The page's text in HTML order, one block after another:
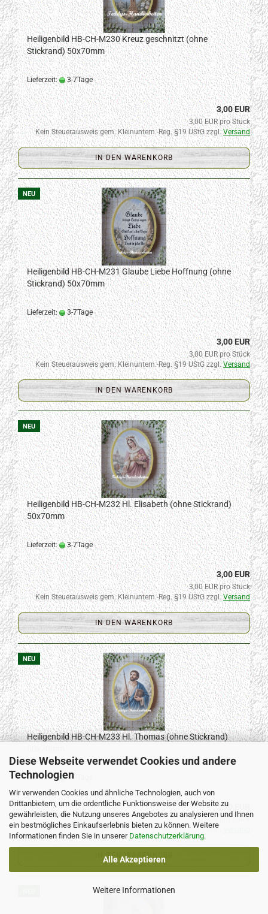
Diese Webseite verwendet Cookies und andere
Technologien
Wir verwenden Cookies und ähnliche Technologien, auch von
Drittanbietern, um die ordentliche Funktionsweise der Website zu
gewährleisten, die Nutzung unseres Angebotes zu analysieren und Ihnen
ein bestmögliches Einkaufserlebnis bieten zu können. Weitere
Informationen finden Sie in unserer Datenschutzerklärung.
Alle Akzeptieren
Weitere Informationen
Heiligenbild HB-CH-M230 Kreuz geschnitzt (ohne
Stickrand) 50x70mm
Lieferzeit: 3-7Tage
3,00 EUR
3,00 EUR pro Stück
Kein Steuerausweis gem. Kleinuntern.-Reg. §19 UStG zzgl.Versand
IN DEN WARENKORB
NEU
Heiligenbild HB-CH-M231 Glaube Liebe Hoffnung (ohne
Stickrand) 50x70mm
Lieferzeit: 3-7Tage
3,00 EUR
3,00 EUR pro Stück
Kein Steuerausweis gem. Kleinuntern.-Reg. §19 UStG zzgl.Versand
IN DEN WARENKORB
NEU
Heiligenbild HB-CH-M232 Hl. Elisabeth (ohne Stickrand)
50x70mm
Lieferzeit: 3-7Tage
3,00 EUR
3,00 EUR pro Stück
Kein Steuerausweis gem. Kleinuntern.-Reg. §19 UStG zzgl.Versand
IN DEN WARENKORB
NEU
Heiligenbild HB-CH-M233 Hl. Thomas (ohne Stickrand)
Lieferzeit: 3-7Tage
3,00 EUR
3,00 EUR pro Stück
Kein Steuerausweis gem. Kleinuntern.-Reg. §19 UStG zzgl.
IN DEN WARENKORB